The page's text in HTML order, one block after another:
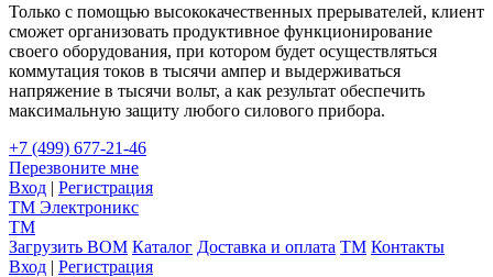
Только с помощью высококачественных прерывателей, клиент
сможет организовать продуктивное функционирование
своего оборудования, при котором будет осуществляться
коммутация токов в тысячи ампер и выдерживаться
напряжение в тысячи вольт, а как результат обеспечить
максимальную защиту любого силового прибора.
+7 (499) 677-21-46
Перезвоните мне
Вход | Регистрация
TM Электроникс
TM
Загрузить BOM Каталог Доставка и оплата TM Контакты
Вход | Регистрация